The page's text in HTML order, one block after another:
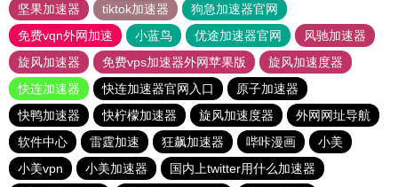
坚果加速器
tiktok加速器
狗急加速器官网
免费vqn外网加速
小蓝鸟 优途加速器官网
风驰加速器
旋风加速器
免费vps加速器外网苹果版
旋风加速度器
快连加速器
快连加速器官网入口
原子加速器
快鸭加速器
快柠檬加速器 旋风加速度器
外网网址导航
软件中心
雷霆加速 狂飙加速器 哔咔漫画
小美
小美vpn
小美加速器
国内上twitter用什么加速器